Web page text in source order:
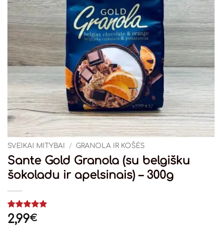
SVEIKAI MITYBAI / GRANOLA IR KOŠĖS
Sante Gold Granola (su belgišku
šokoladu ir apelsinais) – 300g
Įvertinimas:
5iš 5
1
2,99€